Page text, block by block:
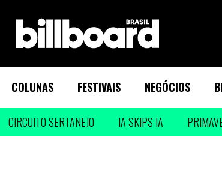
COLUNAS FESTIVAIS NEGÓCIOS
CIRCUITO SERTANEJO IA SKIPS IA